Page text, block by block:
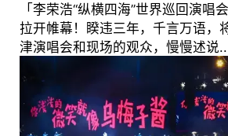
「李荣浩“纵横四海”世界巡回演唱
拉开帷幕！睽违三年，千言万语，
津演唱会和现场的观众，慢慢述说